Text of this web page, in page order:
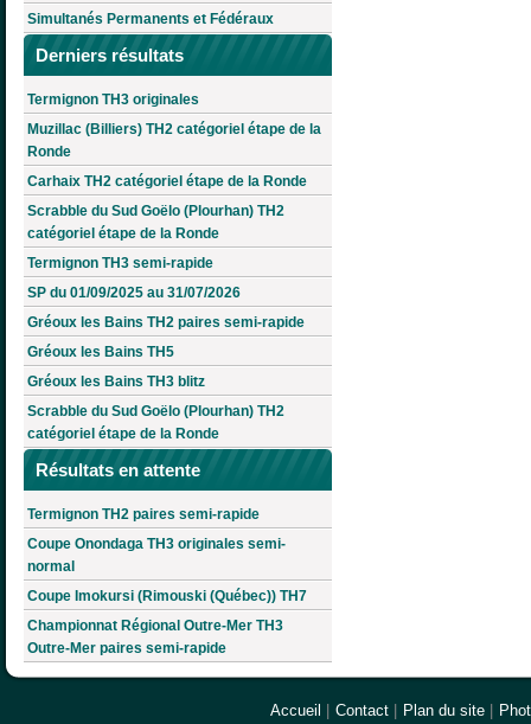
Simultanés Permanents et Fédéraux
Derniers résultats
Termignon TH3 originales
Muzillac (Billiers) TH2 catégoriel étape de la
Ronde
Carhaix TH2 catégoriel étape de la Ronde
Scrabble du Sud Goëlo (Plourhan) TH2
catégoriel étape de la Ronde
Termignon TH3 semi-rapide
SP du 01/09/2025 au 31/07/2026
Gréoux les Bains TH2 paires semi-rapide
Gréoux les Bains TH5
Gréoux les Bains TH3 blitz
Scrabble du Sud Goëlo (Plourhan) TH2
catégoriel étape de la Ronde
Résultats en attente
Termignon TH2 paires semi-rapide
Coupe Onondaga TH3 originales semi-
normal
Coupe Imokursi (Rimouski (Québec)) TH7
Championnat Régional Outre-Mer TH3
Outre-Mer paires semi-rapide
Accueil | Contact | Plan du site |